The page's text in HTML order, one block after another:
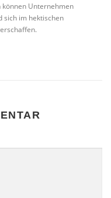
Unternehmen
sich im hektischen